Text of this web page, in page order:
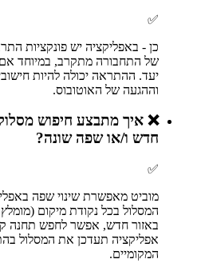
✅
כן - באפליקציה יש פונקציות
של התחבורה מתקרב, במיוחד
יעד. ההתראה יכולה להיות
וההגעה של האוטובוס.
❌ איך מתבצע חיפוש
חדש ו/או שפה שונה?
✅
מוביט מאפשרת שינוי שפה
באזור חדש, אפשר לחפש תחנה
אפליקציה תעדכן את המסלול
המקומיים.